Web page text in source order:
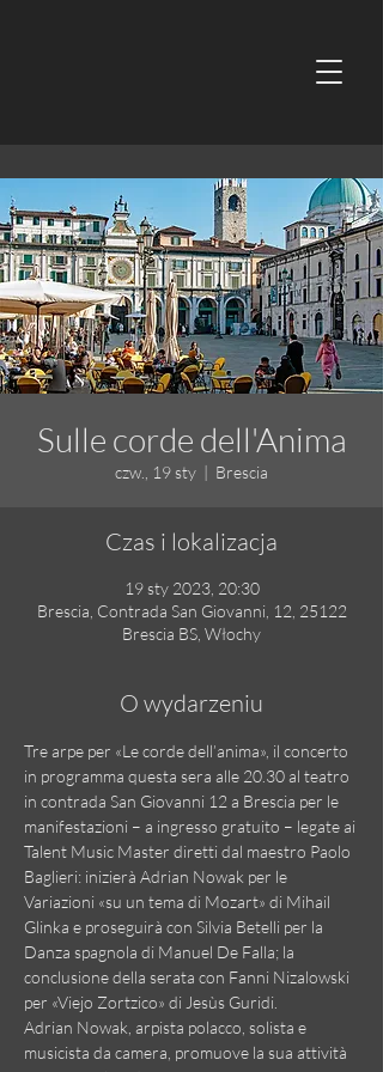
Sulle corde dell'Anima
czw., 19 sty
  |
Brescia
Czas i lokalizacja
19 sty 2023, 20:30
Brescia, Contrada San Giovanni, 12, 25122
Brescia BS, Włochy
O wydarzeniu
Tre arpe per «Le corde dell’anima», il concerto
in programma questa sera alle 20.30 al teatro
in contrada San Giovanni 12 a Brescia per le
manifestazioni – a ingresso gratuito – legate ai
Talent Music Master diretti dal maestro Paolo
Baglieri: inizierà Adrian Nowak per le
Variazioni «su un tema di Mozart» di Mihail
Glinka e proseguirà con Silvia Betelli per la
Danza spagnola di Manuel De Falla; la
conclusione della serata con Fanni Nizalowski
per «Viejo Zortzico» di Jesùs Guridi.
Adrian Nowak, arpista polacco, solista e
musicista da camera, promuove la sua attività